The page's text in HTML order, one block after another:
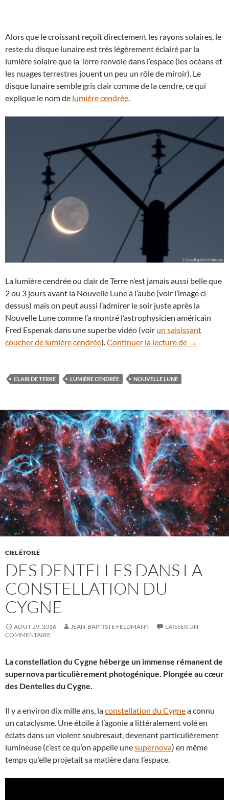
Alors que le croissant reçoit directement les rayons solaires, le
reste du disque lunaire est très légèrement éclairé par la
lumière solaire que la Terre renvoie dans l’espace (les océans et
les nuages terrestres jouent un peu un rôle de miroir). Le
disque lunaire semble gris clair comme de la cendre, ce qui
explique le nom de lumière cendrée.
La lumière cendrée ou clair de Terre n’est jamais aussi belle que
2 ou 3 jours avant la Nouvelle Lune à l’aube (voir l’image ci-
dessus) mais on peut aussi l’admirer le soir juste après la
Nouvelle Lune comme l’a montré l’astrophysicien américain
Fred Espenak dans une superbe vidéo (voir un saisissant
coucher de lumière cendrée).Continuer la lecture de La lumière
→
CLAIR DE TERRE LUMIÈRE CENDRÉE NOUVELLE LUNE
CIEL ÉTOILÉ
DES DENTELLES DANS LA
CONSTELLATION DU
CYGNE
AOÛT 29, 2016 JEAN-BAPTISTE FELDMANN
LAISSER UN
COMMENTAIRE
La constellation du Cygne héberge un immense rémanent de
supernova particulièrement photogénique. Plongée au cœur
des Dentelles du Cygne.
Il y a environ dix mille ans, laconstellation du Cygnea connu
un cataclysme. Une étoile à l’agonie a littéralement volé en
éclats dans un violent soubresaut, devenant particulièrement
lumineuse (c’est ce qu’on appelle unesupernova) en même
temps qu’elle projetait sa matière dans l’espace.